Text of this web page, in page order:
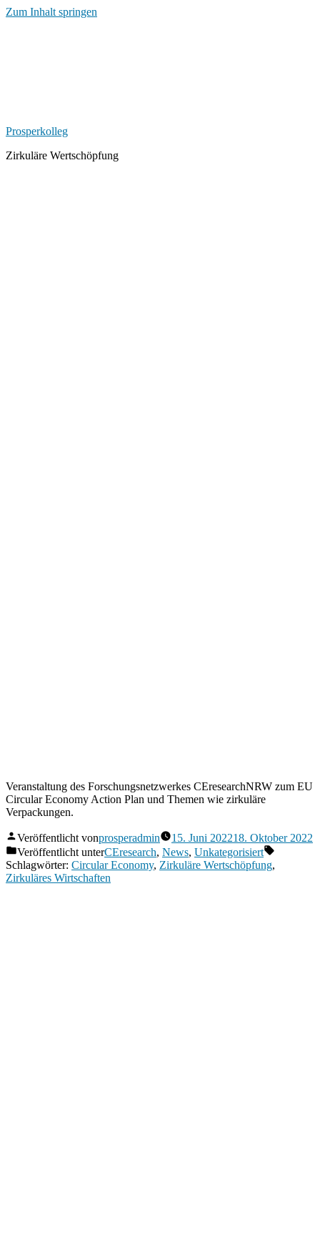
Zum Inhalt springen
Prosperkolleg
Zirkuläre Wertschöpfung
Veranstaltung des Forschungsnetzwerkes CEresearchNRW zum EU
Circular Economy Action Plan und Themen wie zirkuläre
Verpackungen.
Veröffentlicht vonprosperadmin 15. Juni 202218. Oktober 2022
Veröffentlicht unterCEresearch, News, Unkategorisiert
Schlagwörter: Circular Economy, Zirkuläre Wertschöpfung,
Zirkuläres Wirtschaften